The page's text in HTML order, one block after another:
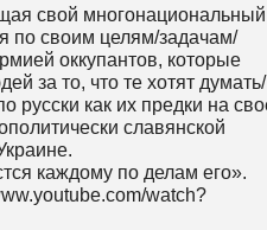
свой многонациональный
по своим целям/задачам/
оккупантов, которые
за то, что те хотят думать/
русски как их предки на
славянской
каждому по делам его».
watch?